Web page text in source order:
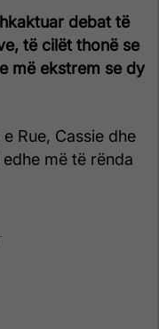
debat të
të cilët thonë se
më ekstrem se dy
Rue, Cassie dhe
më të rënda